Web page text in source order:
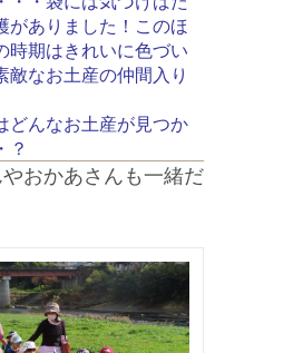
がありました！このほ
時期はきれいに色づい
敵なお土産の仲間入り
どんなお土産が見つか
？
おかあさんも一緒だ